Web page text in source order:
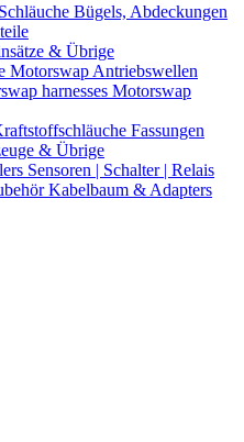
Bügels, Abdeckungen
& Übrige
Motorswap Antriebswellen
harnesses Motorswap
Fassungen
& Übrige
Sensoren | Schalter | Relais
Kabelbaum & Adapters